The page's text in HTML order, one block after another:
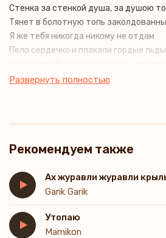
Стенка за стенкой душа, за душою
Тянет в болотную топь
Я же тебя никогда никому не отдам
Пело сердечко и плакали гордые льды
Если бы мы не забыли оставить следы
Тучкой маленькой обернусь
Разрыдаюсь косым дождём
Развернуть полностью
Рекомендуем также
Ах журавли журавли
Garik Garik
Утопаю
Mamikon